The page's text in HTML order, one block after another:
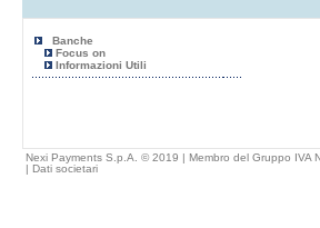
Banche
Focus on
Informazioni Utili
Nexi Payments S.p.A. © 2019 | Membro del Gruppo IVA
| Dati societari